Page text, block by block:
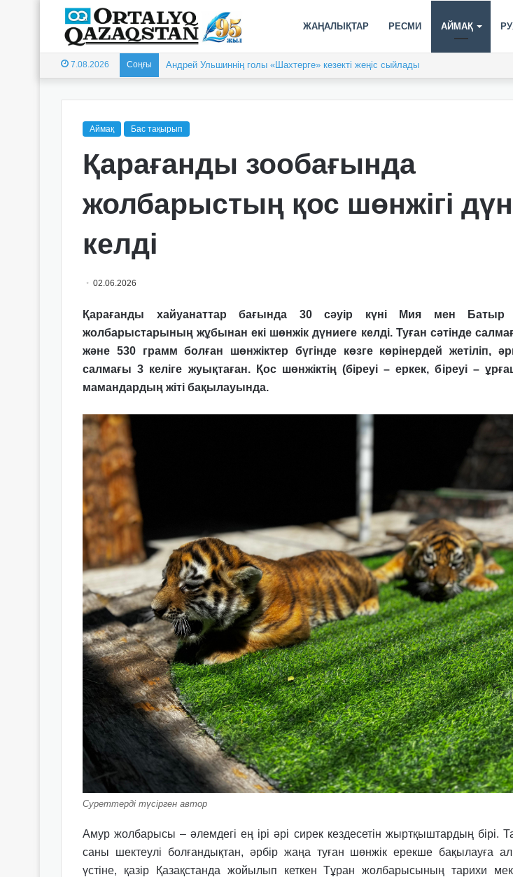
ЖАҢАЛЫҚТАР РЕСМИ АЙМАҚ
7.08.2026 Соңғы Андрей Ульшиннің голы «Шахтерге» кезекті жеңіс сыйлады
Аймақ Бас тақырып
Қарағанды зообағында
жолбарыстың қос шөнжігі
келді
02.06.2026
Қарағанды хайуанаттар бағында 30 сәуір күні Мия мен
жолбарыстарының жұбынан екі шөнжік дүниеге келді. Туған сәтінде
және 530 грамм болған шөнжіктер бүгінде көзге көрінердей жетіліп,
салмағы 3 келіге жуықтаған. Қос шөнжіктің (біреуі – еркек, біреуі –
мамандардың жіті бақылауында.
Суреттерді түсірген автор
Амур жолбарысы – әлемдегі ең ірі әрі сирек кездесетін жыртқыштардың бірі.
саны шектеулі болғандықтан, әрбір жаңа туған шөнжік ерекше бақылауға
үстіне, қазір Қазақстанда жойылып кеткен Тұран жолбарысының тарихи